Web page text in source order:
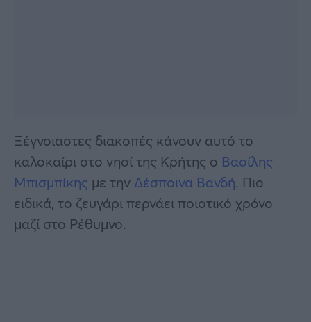
Ξέγνοιαστες διακοπές κάνουν αυτό το
καλοκαίρι στο νησί της Κρήτης ο Βασίλης
Μπισμπίκης με την Δέσποινα Βανδή. Πιο
ειδικά, το ζευγάρι περνάει ποιοτικό χρόνο
μαζί στο Ρέθυμνο.